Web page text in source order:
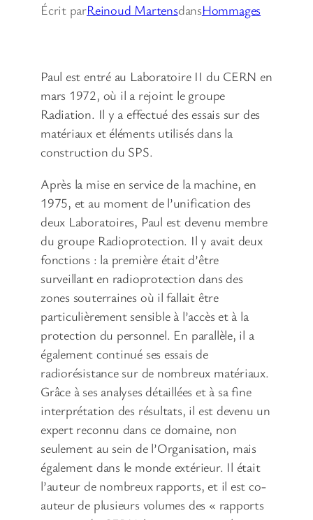
Écrit parReinoud MartensdansHommages
Paul est entré au Laboratoire II du CERN en
mars 1972, où il a rejoint le groupe
Radiation. Il y a effectué des essais sur des
matériaux et éléments utilisés dans la
construction du SPS.
Après la mise en service de la machine, en
1975, et au moment de l’unification des
deux Laboratoires, Paul est devenu membre
du groupe Radioprotection. Il y avait deux
fonctions : la première était d’être
surveillant en radioprotection dans des
zones souterraines où il fallait être
particulièrement sensible à l’accès et à la
protection du personnel. En parallèle, il a
également continué ses essais de
radiorésistance sur de nombreux matériaux.
Grâce à ses analyses détaillées et à sa fine
interprétation des résultats, il est devenu un
expert reconnu dans ce domaine, non
seulement au sein de l’Organisation, mais
également dans le monde extérieur. Il était
l’auteur de nombreux rapports, et il est co-
auteur de plusieurs volumes des « rapports